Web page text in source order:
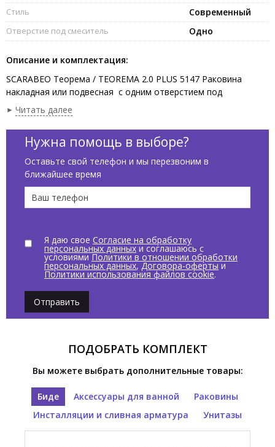
Стиль Современный
Отверстие под смеситель Одно
Описание и комплектация:
SCARABEO Теорема / TEOREMA 2.0 PLUS 5147 Раковина
накладная или подвесная с одним отверстием под
смеситель, с переливом, чаша слева, Крепления входят в
комплект. Цвет Ardesia. Подходит как для взрослых, так
и для детей, а также и людям с ограниченными физическими
возможностями.
Читать далее
Нужна помощь в выборе?
Оставьте свой телефон и мы перезвоним в
ближайшее время
Я даю свое Согласие на обработку
персональных данныхи соглашаюсь с
условиями Политики в отношении обработки
персональных данных, Договора-оферты и
Политики использования файлов cookie.
Отправить
ПОДОБРАТЬ КОМПЛЕКТ
Вы можете выбрать дополнительные товары:
Биде Аксессуары для ванной
Раковины
Инсталляции и сливная арматура
Унитазы